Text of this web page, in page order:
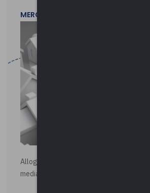
MERCOLEDì 29 LUGLIO 2026
Alloggi di Edilizia Residenziale Pubblica
mediante procedura asincrona telematica